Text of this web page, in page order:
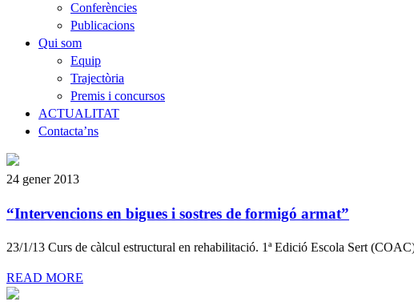
Conferències
Publicacions
Qui som
Equip
Trajectòria
Premis i concursos
ACTUALITAT
Contacta’ns
24 gener 2013
“Intervencions en bigues i sostres de formigó armat”
23/1/13 Curs de càlcul estructural en rehabilitació. 1ª Edició Escola Sert
READ MORE